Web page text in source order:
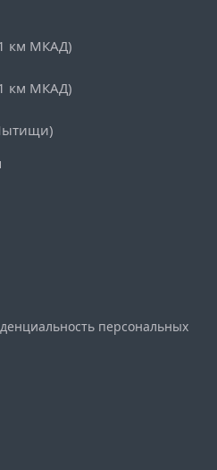
км МКАД)
км МКАД)
персональных